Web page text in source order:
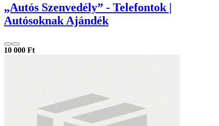
„Autós Szenvedély” - Telefontok |
Autósoknak Ajándék
10 000 Ft